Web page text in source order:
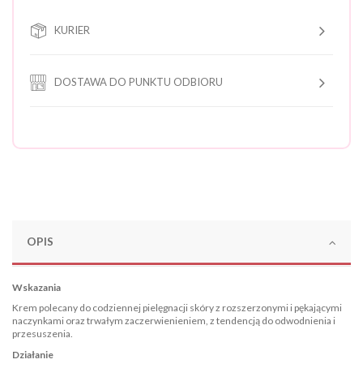
KURIER
DOSTAWA DO PUNKTU ODBIORU
OPIS
Wskazania
Krem polecany do codziennej pielęgnacji skóry z rozszerzonymi i pękającymi
naczynkami oraz trwałym zaczerwienieniem, z tendencją do odwodnienia i
przesuszenia.
Działanie